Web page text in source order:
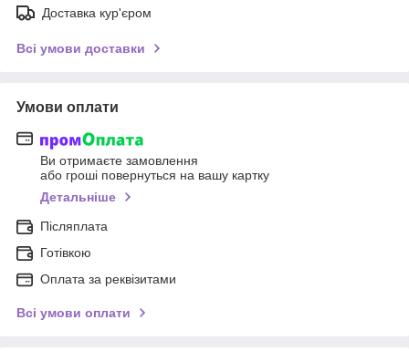
Доставка кур'єром
Всі умови доставки
Умови оплати
Ви отримаєте замовлення
або гроші повернуться на вашу картку
Детальніше
Післяплата
Готівкою
Оплата за реквізитами
Всі умови оплати